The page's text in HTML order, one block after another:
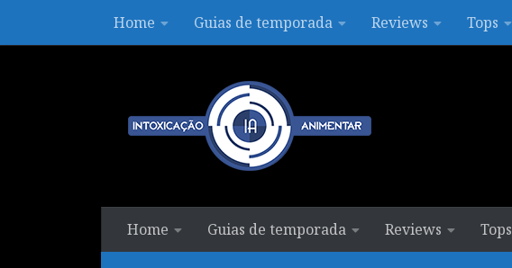
Skip to contentHome Guias de temporada Reviews Tops
Home Guias de temporada Reviews Tops